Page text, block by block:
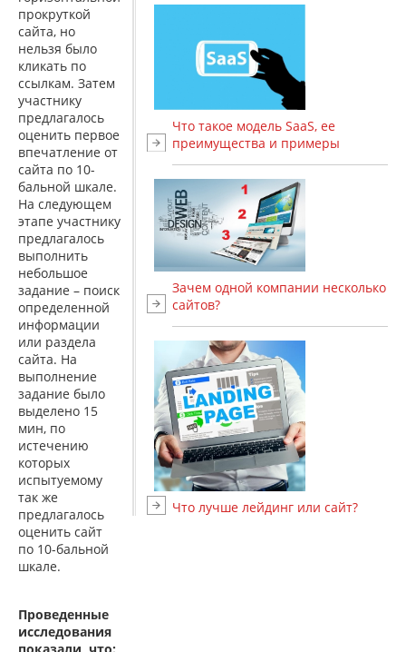
прокруткой
сайта, но
нельзя было
кликать по
ссылкам. Затем
участнику
предлагалось
оценить первое
впечатление от
сайта по 10-
бальной шкале.
На следующем
этапе участнику
предлагалось
выполнить
небольшое
задание – поиск
определенной
информации
или раздела
сайта. На
выполнение
задание было
выделено 15
мин, по
истечению
которых
испытуемому
так же
предлагалось
оценить сайт
по 10-бальной
шкале.
Проведенные
исследования
Что такое модель SaaS, ее
преимущества и примеры
Зачем одной компании несколько
сайтов?
Что лучше лейдинг или сайт?